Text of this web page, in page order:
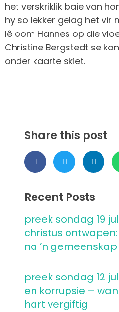
het verskriklik baie van
hy so lekker gelag het vir
lê oom Hannes op die
Christine Bergstedt se
onder kaarte skiet.
Share this post
Recent Posts
preek sondag 19
christus
na ’n
preek sondag 12
en korrupsie –
hart vergiftig